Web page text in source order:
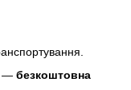
— безкоштовна